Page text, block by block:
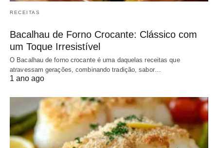
RECEITAS
Bacalhau de Forno Crocante: Clássico com
um Toque Irresistível
O Bacalhau de forno crocante é uma daquelas receitas que
atravessam gerações, combinando tradição, sabor…
1 ano ago